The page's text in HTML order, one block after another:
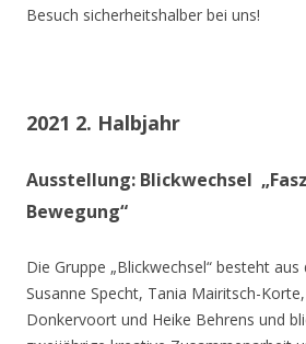
Besuch sicherheitshalber bei uns!
2021 2. Halbjahr
Ausstellung: Blickwechsel
Bewegung“
Die Gruppe „Blickwechsel“ besteht
Susanne Specht, Tania Mairitsch-
Donkervoort und Heike Behrens und